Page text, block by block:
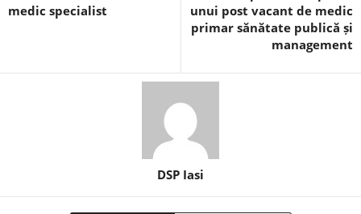
medic specialist
unui post vacant de medic
primar sănătate publică și
management
DSP Iasi